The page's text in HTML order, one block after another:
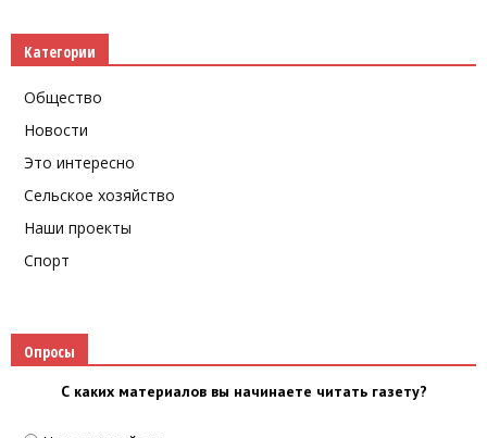
Категории
Общество
Новости
Это интересно
Сельское хозяйство
Наши проекты
Спорт
Опросы
С каких материалов вы начинаете читать газету?